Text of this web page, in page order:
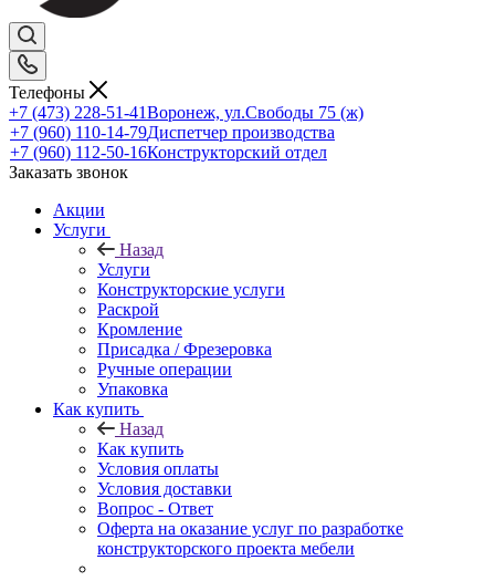
Телефоны
+7 (473) 228-51-41Воронеж, ул.Свободы 75 (ж)
+7 (960) 110-14-79Диспетчер производства
+7 (960) 112-50-16Конструкторский отдел
Заказать звонок
Акции
Услуги
Назад
Услуги
Конструкторские услуги
Раскрой
Кромление
Присадка / Фрезеровка
Ручные операции
Упаковка
Как купить
Назад
Как купить
Условия оплаты
Условия доставки
Вопрос - Ответ
Оферта на оказание услуг по разработке
конструкторского проекта мебели